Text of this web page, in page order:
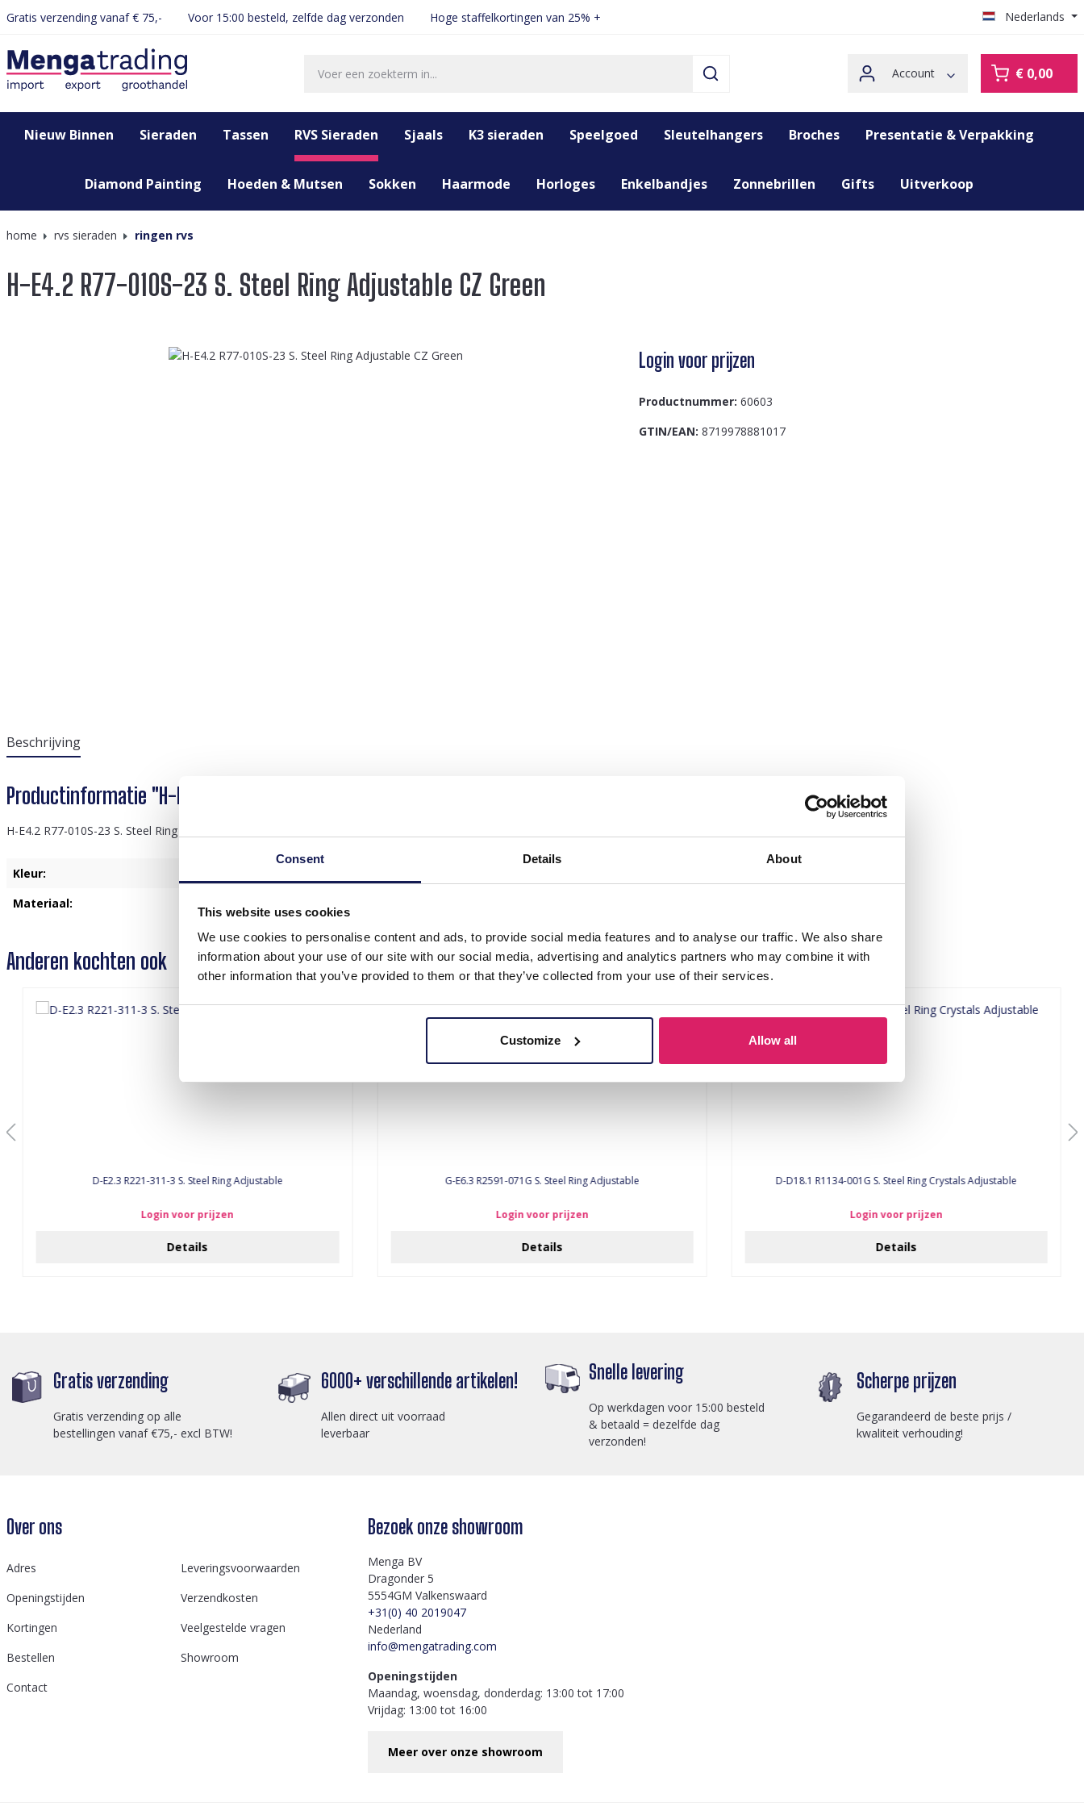
Consent Details About
This website uses cookies
We use cookies to personalise content and ads, to provide social media features and to analyse our traffic. We also share
information about your use of our site with our social media, advertising and analytics partners who may combine it with
other information that you’ve provided to them or that they’ve collected from your use of their services.
Customize Allow all
Ga naar de hoofdnavigatie
Gratis verzending vanaf € 75,- Voor 15:00 besteld, zelfde dag verzonden Hoge staffelkortingen van 25% + Nederlands
Account € 0,00
Nieuw Binnen Sieraden Tassen RVS Sieraden Sjaals K3 sieraden Speelgoed Sleutelhangers Broches Presentatie & Verpakking
Diamond Painting Hoeden & Mutsen Sokken Haarmode Horloges Enkelbandjes Zonnebrillen Gifts Uitverkoop
home rvs sieraden ringen rvs
H-E4.2 R77-010S-23 S. Steel Ring Adjustable CZ Green
Login voor prijzen
Productnummer: 60603
GTIN/EAN: 8719978881017
Beschrijving
Productinformatie "H-E4.2 R77-010S-23 S. Steel Ring Adjustable CZ Green"
H-E4.2 R77-010S-23 S. Steel Ring Adjustable CZ Green
Kleur:
Materiaal:
Anderen kochten ook
D-E2.3 R221-311-3 S. Steel Ring Adjustable
Login voor prijzen
Details
G-E6.3 R2591-071G S. Steel Ring Adjustable
Login voor prijzen
Details
D-D18.1 R1134-001G S. Steel Ring Crystals Adjustable
Login voor prijzen
Details
Gratis verzending
Gratis verzending op alle
bestellingen vanaf €75,- excl BTW!
6000+ verschillende artikelen!
Allen direct uit voorraad
leverbaar
Snelle levering
Op werkdagen voor 15:00 besteld
& betaald = dezelfde dag
verzonden!
Scherpe prijzen
Gegarandeerd de beste prijs /
kwaliteit verhouding!
Over ons
Adres
Leveringsvoorwaarden
Openingstijden
Verzendkosten
Kortingen
Veelgestelde vragen
Bestellen
Showroom
Contact
Bezoek onze showroom
Menga BV
Dragonder 5
5554GM Valkenswaard
+31(0) 40 2019047
Nederland
info@mengatrading.com
Openingstijden
Maandag, woensdag, donderdag: 13:00 tot 17:00
Vrijdag: 13:00 tot 16:00
Meer over onze showroom